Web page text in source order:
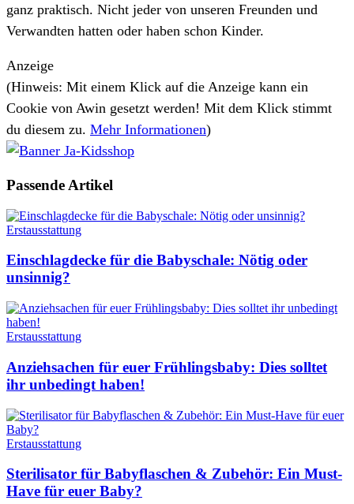
ganz praktisch. Nicht jeder von unseren Freunden und
Verwandten hatten oder haben schon Kinder.
Anzeige
(Hinweis: Mit einem Klick auf die Anzeige kann ein
Cookie von Awin gesetzt werden! Mit dem Klick stimmt
du diesem zu. Mehr Informationen)
Passende Artikel
Erstausstattung
Einschlagdecke für die Babyschale: Nötig oder
unsinnig?
Erstausstattung
Anziehsachen für euer Frühlingsbaby: Dies solltet
ihr unbedingt haben!
Erstausstattung
Sterilisator für Babyflaschen & Zubehör: Ein Must-
Have für euer Baby?